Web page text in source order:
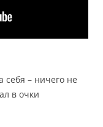
– ничего не
в очки